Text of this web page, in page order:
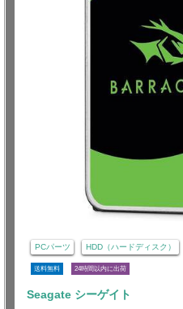
PCパーツ HDD（ハードディスク）
送料無料 24時間以内に出荷
Seagate シーゲイト